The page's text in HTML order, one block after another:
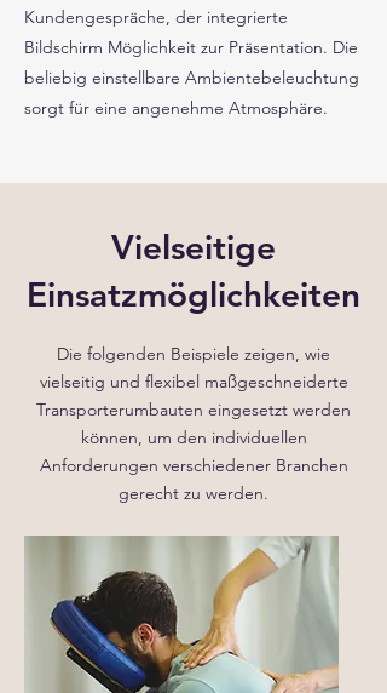
Kundengespräche, der integrierte
Bildschirm Möglichkeit zur Präsentation. Die
beliebig einstellbare Ambientebeleuchtung
sorgt für eine angenehme Atmosphäre.
Vielseitige
Einsatzmöglichkeiten
Die folgenden Beispiele zeigen, wie
vielseitig und flexibel maßgeschneiderte
Transporterumbauten eingesetzt werden
können, um den individuellen
Anforderungen verschiedener Branchen
gerecht zu werden.